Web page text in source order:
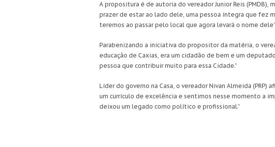
A propositura é de autoria do vereador Junior Reis
prazer de estar ao lado dele, uma pessoa íntegra que fez
teremos ao passar pelo local que agora levará o nome
Parabenizando a iniciativa do propositor da matéria, o
educação de Caxias, era um cidadão de bem e um
pessoa que contribuir muito para essa Cidade.”
Líder do governo na Casa, o vereador Nivan Almeida
um currículo de excelência e sentimos nesse momento a
deixou um legado como político e profissional.”